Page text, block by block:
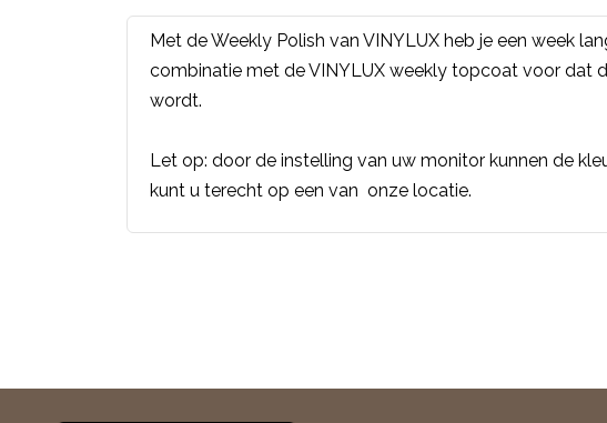
Met de Weekly Polish van VINYLUX heb je een week
combinatie met de VINYLUX weekly topcoat voor dat
wordt.
Let op: door de instelling van uw monitor kunnen de
kunt u terecht op een van onze locatie.